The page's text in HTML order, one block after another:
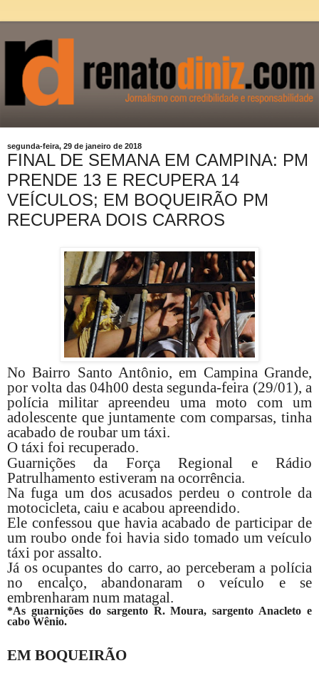
segunda-feira, 29 de janeiro de 2018
FINAL DE SEMANA EM CAMPINA: PM
PRENDE 13 E RECUPERA 14
VEÍCULOS; EM BOQUEIRÃO PM
RECUPERA DOIS CARROS
No Bairro Santo Antônio, em Campina Grande,
por volta das 04h00 desta segunda-feira (29/01), a
polícia militar apreendeu uma moto com um
adolescente que juntamente com comparsas, tinha
acabado de roubar um táxi.
O táxi foi recuperado.
Guarnições da Força Regional e Rádio
Patrulhamento estiveram na ocorrência.
Na fuga um dos acusados perdeu o controle da
motocicleta, caiu e acabou apreendido.
Ele confessou que havia acabado de participar de
um roubo onde foi havia sido tomado um veículo
táxi por assalto.
Já os ocupantes do carro, ao perceberam a polícia
no encalço, abandonaram o veículo e se
embrenharam num matagal.
*As guarnições do sargento R. Moura, sargento Anacleto e
cabo Wênio.
EM BOQUEIRÃO